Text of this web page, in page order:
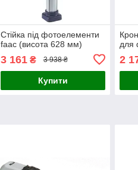
Стійка під фотоелементи
faac (висота 628 мм)
3 161₴ 3 938 ₴
Купити
для
2